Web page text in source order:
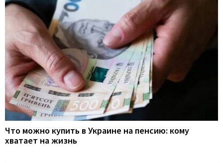
Что можно купить в Украине на пенсию: кому
хватает на жизнь